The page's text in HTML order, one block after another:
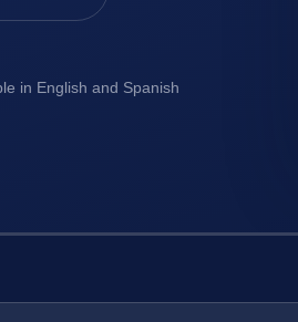
in English and Spanish